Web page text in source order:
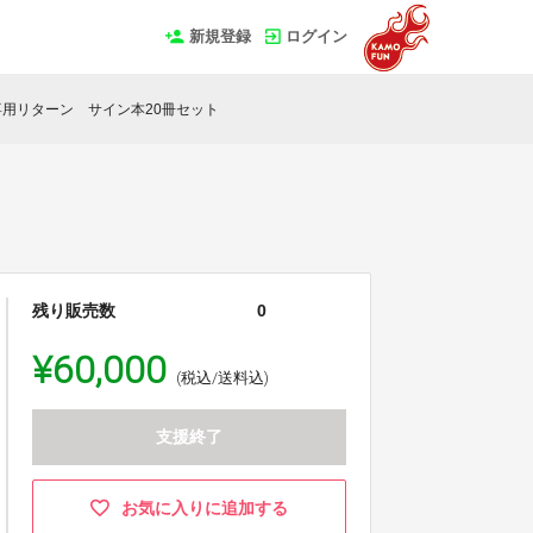
新規登録 ログイン
用リターン サイン本20冊セット
残り販売数 0
¥60,000 (税込/送料込)
支援終了
お気に入りに追加する